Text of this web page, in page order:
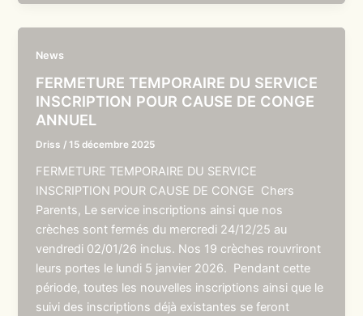
News
FERMETURE TEMPORAIRE DU SERVICE
INSCRIPTION POUR CAUSE DE CONGE
ANNUEL
Driss /15 décembre 2025
FERMETURE TEMPORAIRE DU SERVICE
INSCRIPTION POUR CAUSE DE CONGE Chers
Parents, Le service inscriptions ainsi que nos
crèches sont fermés du mercredi 24/12/25 au
vendredi 02/01/26 inclus. Nos 19 crèches rouvriront
leurs portes le lundi 5 janvier 2026. Pendant cette
période, toutes les nouvelles inscriptions ainsi que le
suivi des inscriptions déjà existantes se feront